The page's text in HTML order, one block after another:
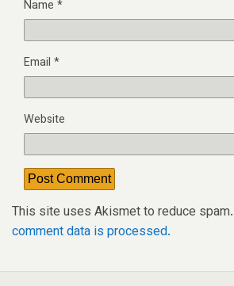
Name *
Email *
Website
This site uses Akismet to reduce spam.
comment data is processed.